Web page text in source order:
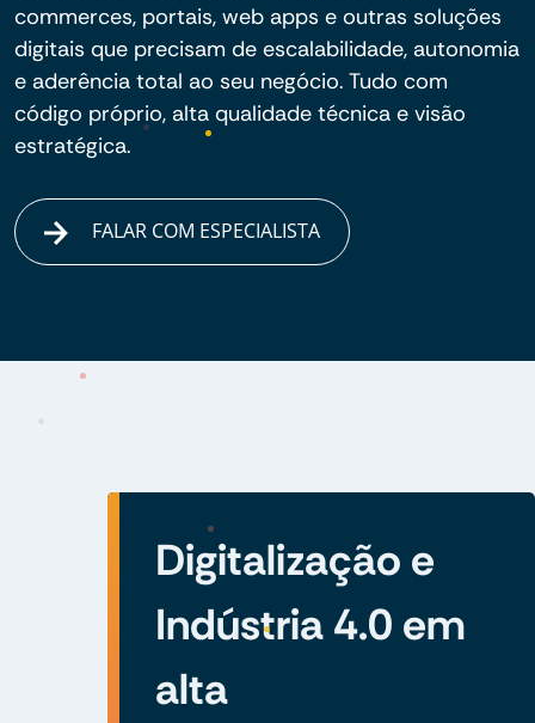
commerces, portais, web apps e outras soluções
digitais que precisam de escalabilidade, autonomia
e aderência total ao seu negócio. Tudo com
código próprio, alta qualidade técnica e visão
estratégica.
FALAR COM ESPECIALISTA
Digitalização e
Indústria 4.0 em
alta